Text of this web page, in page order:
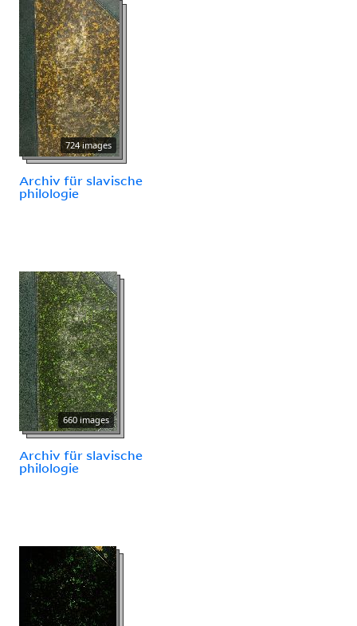
724 images
Archiv für slavische
philologie
660 images
Archiv für slavische
philologie